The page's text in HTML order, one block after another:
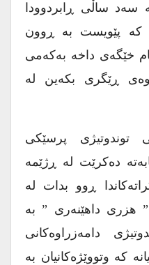
سەد ساڵی ڕابردوودا
کە پێویست بە ڕوون
خێگەی داخە بەکەمی
ڕێگری بکەین لە
توندوتیژی پرسێکی
دەکرێت لە ڕژێمە
ڕوو بدات لە
هزری داهێنەری ” بە
دامەزراوەکانی
کە وتووێژەکانیان بە